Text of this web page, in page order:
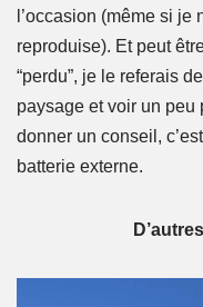
l’occasion (même si je
reproduise). Et peut
“perdu”, je le referais
paysage et voir un peu
donner un conseil,
batterie externe.